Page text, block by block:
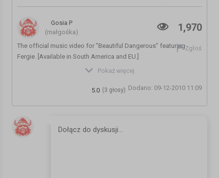
Gosia P
(małgośka)
1,970
Zgłoś
The official music video for "Beautiful Dangerous" featuring
Fergie. [Available in South America and EU.]
Teledyski i MuzykaPokaż więcej
Dodano: 09-12-2010 11:09
(3 głosy)
5.0